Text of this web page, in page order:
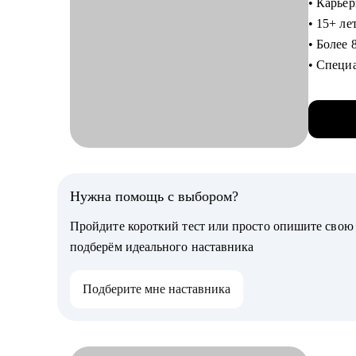
месте
•
•
• 15+
• Более
•
•
•
Нужна помощь с выбором?
Пройдите короткий тест или просто опишите
подберём идеального наставника
Подберите мне наставника